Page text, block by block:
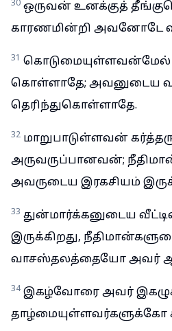
30 ஒருவன் உனக்குத்
காரணமின்றி அவனோடே
31
கொள்ளாதே; அவனுடைய
தெரிந்துகொள்ளாதே.
32 மாறுபாடுள்ளவன்
அருவருப்பானவன்;
அவருடைய இரகசியம்
33 துன்மார்க்கனுடைய
இருக்கிறது,
வாசஸ்தலத்தையோ அவர்
34 இகழ்வோரை அவர்
தாழ்மையுள்ளவர்களுக்கோ